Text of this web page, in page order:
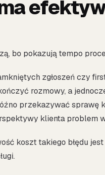
bo pokazują tempo
zgłoszeń czy
rozmowy, a
przekazywać sprawę
klienta problem
koszt takiego błędu